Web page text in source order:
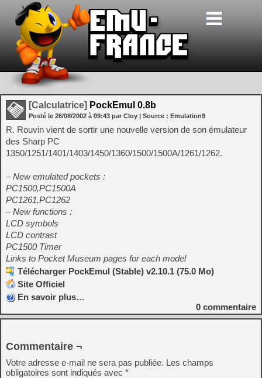
[Calculatrice] PockEmul 0.8b
Posté le 26/08/2002 à 09:43 par Cloy | Source : Emulation9
R. Rouvin vient de sortir une nouvelle version de son émulateur
des Sharp PC
1350/1251/1401/1403/1450/1360/1500/1500A/1261/1262.
– New emulated pockets :
PC1500,PC1500A
PC1261,PC1262
– New functions :
LCD symbols
LCD contrast
PC1500 Timer
Links to Pocket Museum pages for each model
Télécharger PockEmul (Stable) v2.10.1 (75.0 Mo)
Site Officiel
En savoir plus…
0 commentaire
Commentaire ¬
Votre adresse e-mail ne sera pas publiée. Les champs
obligatoires sont indiqués avec *